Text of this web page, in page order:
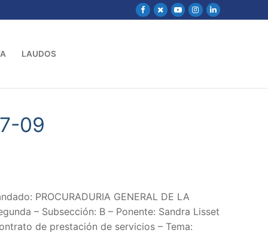
LAUDOS
09
PROCURADURIA GENERAL DE LA
– Subsección: B – Ponente: Sandra Lisset
de prestación de servicios – Tema: